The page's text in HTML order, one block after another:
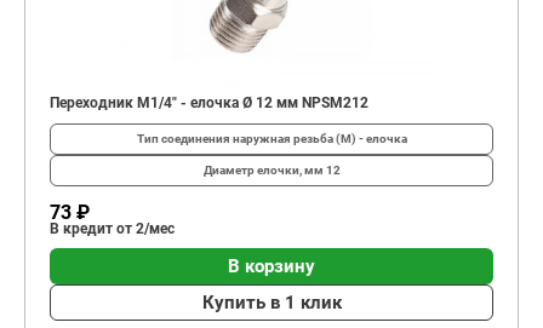
Переходник M1/4" - елочка Ø 12 мм NPSM212
Тип соединения наружная резьба (М) - елочка
Диаметр елочки, мм 12
73 ₽
В кредит от 2/мес
В корзину
Купить в 1 клик